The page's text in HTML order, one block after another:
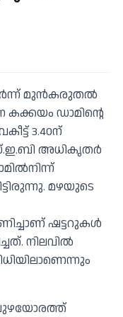
മുന്‍കരുതല്‍
കക്കയം ഡാമിന്റെ
3.40ന്
അധികൃതര്‍
മഴയുടെ
ഷട്ടറുകള്‍
നിലവില്‍
പുഴയോരത്ത്